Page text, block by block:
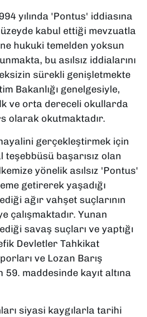
yılında 'Pontus' iddiasına
kabul ettiği mevzuatla
hukuki temelden yoksun
bu asılsız iddialarını
sürekli genişletmekte
Bakanlığı genelgesiyle,
ve orta dereceli okullarda
olarak okutmaktadır.
gerçekleştirmek için
teşebbüsü başarısız olan
yönelik asılsız 'Pontus'
getirerek yaşadığı
ağır vahşet suçlarının
çalışmaktadır. Yunan
savaş suçları ve yaptığı
Devletler Tahkikat
ve Lozan Barış
59. maddesinde kayıt altına
siyasi kaygılarla tarihi